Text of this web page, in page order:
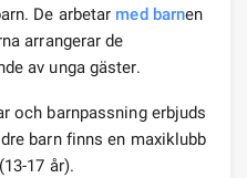
De arbetar med barnen
arrangerar de
av unga gäster.
och barnpassning erbjuds
barn finns en maxiklubb
17 år).